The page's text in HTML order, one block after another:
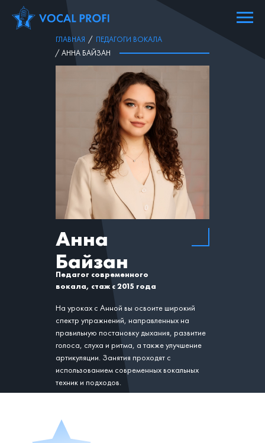
ГЛАВНАЯ / ПЕДАГОГИ ВОКАЛА
/ АННА БАЙЗАН
Анна
Байзан
На уроках с Анной вы освоите широкий
спектр упражнений, направленных на
правильную постановку дыхания, развитие
голоса, слуха и ритма, а также улучшение
артикуляции. Занятия проходят с
использованием современных вокальных
техник и подходов.
Педагог современного
вокала, стаж с 2015 года